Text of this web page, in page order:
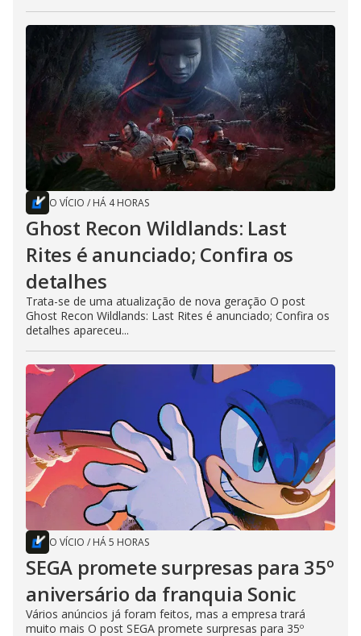
O VÍCIO / HÁ 4 HORAS
Ghost Recon Wildlands: Last
Rites é anunciado; Confira os
detalhes
Trata-se de uma atualização de nova geração O post
Ghost Recon Wildlands: Last Rites é anunciado; Confira os
detalhes apareceu...
O VÍCIO / HÁ 5 HORAS
SEGA promete surpresas para 35º
aniversário da franquia Sonic
Vários anúncios já foram feitos, mas a empresa trará
muito mais O post SEGA promete surpresas para 35º